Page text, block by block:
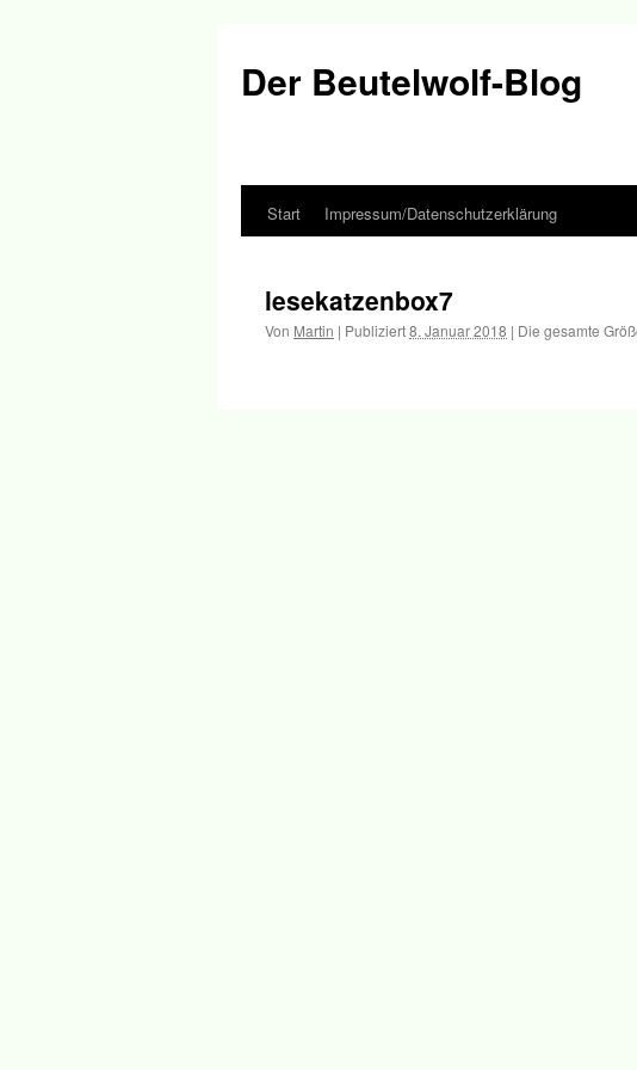
Der Beutelwolf-Blog
Springe
Inhalt
Start Impressum/Datenschutzerklärung
lesekatzenbox7
Von Martin | Publiziert8. Januar 2018 | Die gesamte